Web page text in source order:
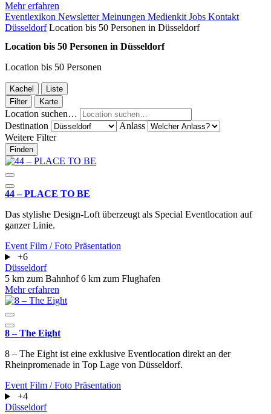
Mehr erfahren
Eventlexikon NewsletterMeinungen Medienkit Jobs Kontakt
Düsseldorf Location bis 50 Personen in Düsseldorf
Location bis 50 Personen in Düsseldorf
Location bis 50 Personen
Kachel
Liste
Filter
Karte
Location suchen…
Destination
Anlass
Weitere Filter
Finden
44 – PLACE TO BE
Das stylishe Design-Loft überzeugt als Special Eventlocation auf
ganzer Linie.
Event Film / Foto Präsentation
+6
Düsseldorf
5 km zum Bahnhof6 km zum Flughafen
Mehr erfahren
8 – The Eight
8 – The Eight ist eine exklusive Eventlocation direkt an der
Rheinpromenade in Top Lage von Düsseldorf.
Event Film / Foto Präsentation
+4
Düsseldorf